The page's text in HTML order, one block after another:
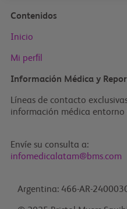
Contenidos
Inicio
Mi perﬁl
Información Médica y
Líneas de contacto
información médica entorno
Envíe su consulta a:
infomedicalatam@bms.com
Argentina: 466-AR-